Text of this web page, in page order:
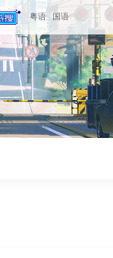
粤语 国语